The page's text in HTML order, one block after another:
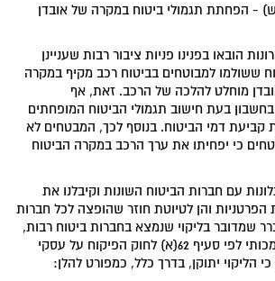
- הפחתת תגמולי ביטוח במקרה של אובדן
הובאו בפנינו פניות ציבור רבות שעניינן
ששולמו למבוטחים בביטוח רכב מקיף במקרה
מוחלט להלכה של הרכב. זאת, אף
בעת חישוב תגמולי הביטוח המופחתים
קביעת דמי הביטוח. בנוסף לכך, המבטחים לא
כי יפחיתו את ערך הרכב במקרה הביטוח
עם חברות הביטוח השונות וקיבלנו את
הפרטניות והן לטיוטת חוזר שהופצה לכל חברות
שמדובר בליקוי שנמצא בחברות ביטוח רבות,
אני מורה, בהתאם לסמכותי לפי סעיף 62(א) לחוק הפיקוח על עסקי